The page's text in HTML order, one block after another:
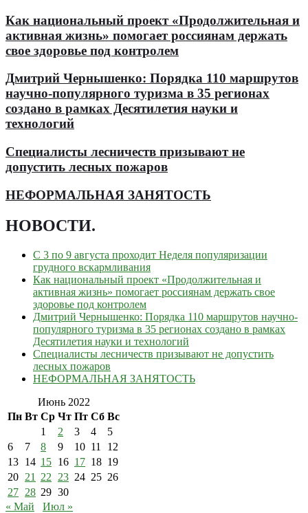
Как национальный проект «Продолжительная и
активная жизнь» помогает россиянам держать
свое здоровье под контролем
Дмитрий Чернышенко: Порядка 110 маршрутов
научно-популярного туризма в 35 регионах
создано в рамках Десятилетия науки и
технологий
Специалисты лесничеств призывают не
допустить лесных пожаров
НЕФОРМАЛЬНАЯ ЗАНЯТОСТЬ
НОВОСТИ.
С 3 по 9 августа проходит Неделя популяризации
грудного вскармливания
Как национальный проект «Продолжительная и
активная жизнь» помогает россиянам держать свое
здоровье под контролем
Дмитрий Чернышенко: Порядка 110 маршрутов научно-
популярного туризма в 35 регионах создано в рамках
Десятилетия науки и технологий
Специалисты лесничеств призывают не допустить
лесных пожаров
НЕФОРМАЛЬНАЯ ЗАНЯТОСТЬ
Июнь 2022
Пн Вт Ср Чт Пт Сб Вс
1
2 3 4
5
6
7 8 9 10 11
12
13 14 15 16 17 18 19
20 21 22 23 24 25 26
27 28 29 30
« Май
Июл »